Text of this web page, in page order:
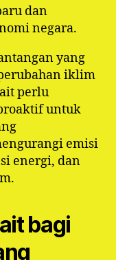
dan
negara.
yang
iklim
perlu
untuk
emisi
energi, dan
bagi